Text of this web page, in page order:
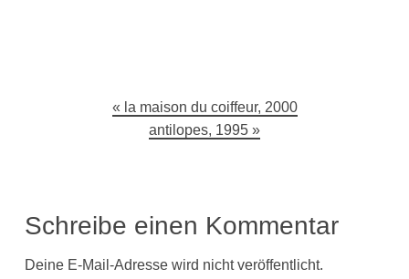
Beitragsnavigation
la maison du coiffeur, 2000
antilopes, 1995
Schreibe einen Kommentar
Deine E-Mail-Adresse wird nicht veröffentlicht.